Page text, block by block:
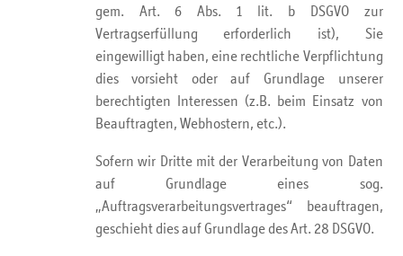
gem. Art. 6 Abs. 1 lit. b DSGVO zur
Vertragserfüllung erforderlich ist), Sie
eingewilligt haben, eine rechtliche Verpflichtung
dies vorsieht oder auf Grundlage unserer
berechtigten Interessen (z.B. beim Einsatz von
Beauftragten, Webhostern, etc.).
Sofern wir Dritte mit der Verarbeitung von Daten
auf Grundlage eines sog.
„Auftragsverarbeitungsvertrages“ beauftragen,
geschieht dies auf Grundlage des Art. 28 DSGVO.